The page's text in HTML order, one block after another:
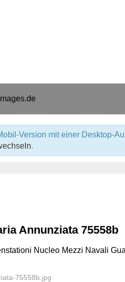
Version mit einer Desktop-
.
Annunziata 75558b
Nucleo Mezzi Navali
75558b.jpg